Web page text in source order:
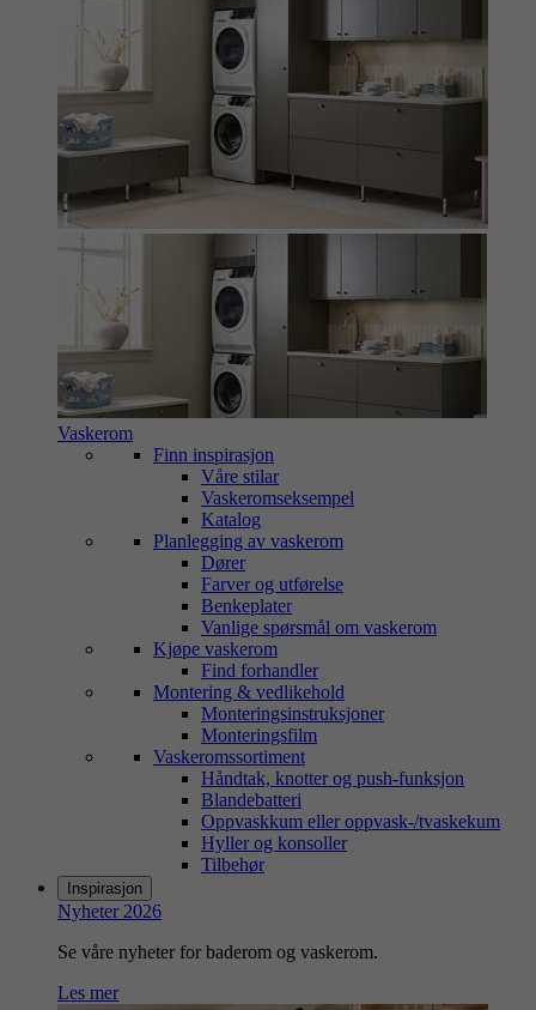
Vaskerom
Finn inspirasjon
Våre stilar
Vaskeromseksempel
Katalog
Planlegging av vaskerom
Dører
Farver og utførelse
Benkeplater
Vanlige spørsmål om vaskerom
Kjøpe vaskerom
Find forhandler
Montering & vedlikehold
Monteringsinstruksjoner
Monteringsfilm
Vaskeromssortiment
Håndtak, knotter og push-funksjon
Blandebatteri
Oppvaskkum eller oppvask-/tvaskekum
Hyller og konsoller
Tilbehør
Inspirasjon
Nyheter 2026
Se våre nyheter for baderom og vaskerom.
Les mer